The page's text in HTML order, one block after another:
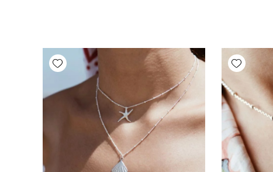
Add wishlist
Add wishlist